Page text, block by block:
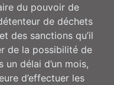
du pouvoir de
de déchets
des sanctions qu’il
de la possibilité de
délai d’un mois,
d’effectuer les